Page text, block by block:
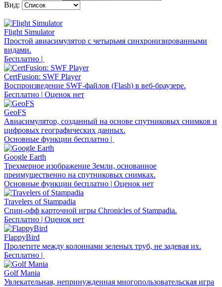
Вид:
Flight Simulator
Простой авиасимулятор с четырьмя синхронизированными
видами.
Бесплатно |
CertFusion: SWF Player
Воспроизведение SWF-файлов (Flash) в веб-браузере.
Бесплатно | Оценок нет
GeoFS
Авиасимулятор, созданный на основе спутниковых снимков и
цифровых географических данных.
Основные функции бесплатно |
Google Earth
Трехмерное изображение Земли, основанное
преимущественно на спутниковых снимках.
Основные функции бесплатно | Оценок нет
Travelers of Stampadia
Спин-офф карточной игры Chronicles of Stampadia.
Бесплатно | Оценок нет
FlappyBird
Пролетите между колоннами зеленых труб, не задевая их.
Бесплатно |
Golf Mania
Увлекательная, непринужденная многопользовательская игра